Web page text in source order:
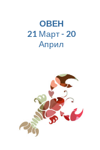
ОВЕН
21 Март - 20
Април